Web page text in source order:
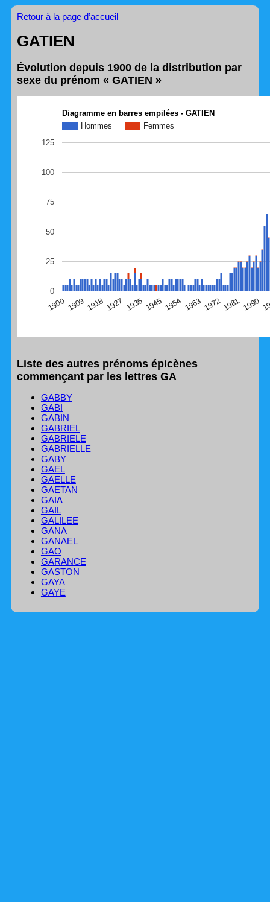
Retour à la page d’accueil
GATIEN
Évolution depuis 1900 de la distribution par
sexe du prénom « GATIEN »
Diagramme en barres empilées - GATIEN
Hommes
Femmes
1900 1909 1918 1927 1936 1945 1954 1963 19721981 1990
0
25
50
75
100
125
(Graphique Google Charts, non compatible avec le
navigateur Safari en ce moment)
Liste des autres prénoms épicènes
commençant par les lettres GA
GABBY
GABI
GABIN
GABRIEL
GABRIELE
GABRIELLE
GABY
GAEL
GAELLE
GAETAN
GAIA
GAIL
GALILEE
GANA
GANAEL
GAO
GARANCE
GASTON
GAYA
GAYE